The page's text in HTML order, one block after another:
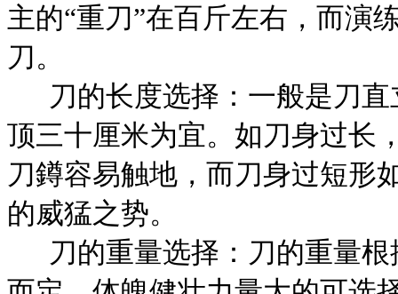
主的“重刀”在百斤左右，而演
刀。
刀的长度选择：一般是刀
顶三十厘米为宜。如刀身过长
刀鐏容易触地，而刀身过短形
的威猛之势。
刀的重量选择：刀的重量